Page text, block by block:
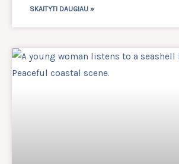
SKAITYTI DAUGIAU »